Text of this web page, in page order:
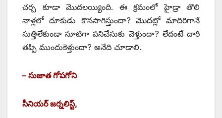
చర్చ కూడా మొదలయ్యింది. ఈ క్రమంలో హైడ్రా తొలి
నాళ్లలో దూకుడు కొనసాగిస్తుందా? మొదట్లో మాదిరిగానే
సుత్తిలేకుండా సూటిగా పనిచేసుకు వెళ్తుందా? లేదంటే దారి
తప్పి ముందుకెళ్తుందా? అనేది చూడాలి.
– సుజాత గోపగోని
సీనియర్‌ ‌జర్నలిస్ట్,